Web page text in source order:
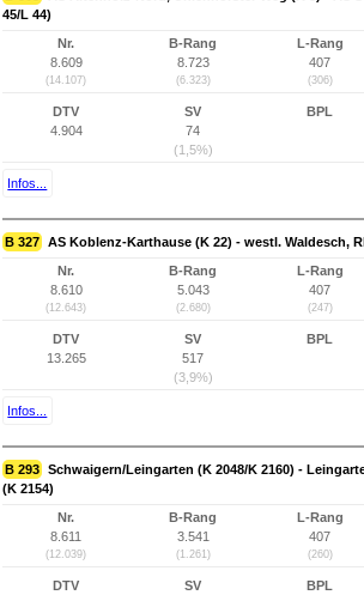
45/L 44)
Nr.
8.609
(14.107)
B-Rang
8.723
(6.323)
L-Rang
407
(306)
DTV
4.904
SV
74
(1,5%)
BPL
Infos...
B 327 AS Koblenz-Karthause (K 22) - westl. Waldesch,
Nr.
8.610
(12.643)
B-Rang
5.043
(2.680)
L-Rang
407
(247)
DTV
13.265
SV
517
(3,9%)
BPL
Infos...
B 293 Schwaigern/Leingarten (K 2048/K 2160) -
(K 2154)
Nr.
8.611
(12.039)
B-Rang
3.541
(1.261)
L-Rang
407
(260)
DTV
SV
BPL